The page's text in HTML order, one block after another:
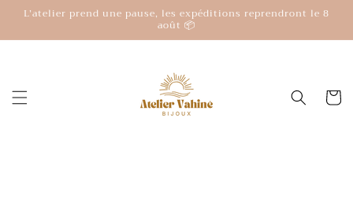
passer
L’atelier prend une pause, les expéditions reprendront le 8
août 📦
Panier